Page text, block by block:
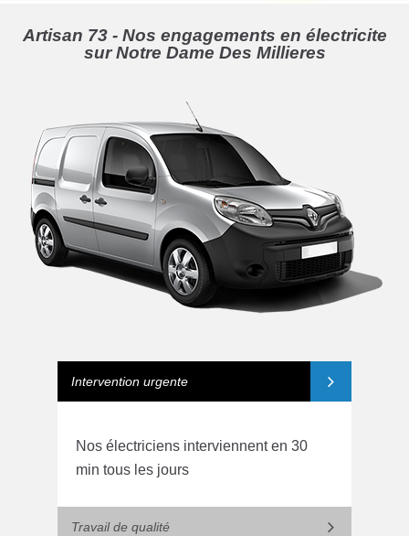
Artisan 73 - Nos engagements en électricite
sur Notre Dame Des Millieres
Intervention urgente
Nos électriciens interviennent en 30
min tous les jours
Travail de qualité